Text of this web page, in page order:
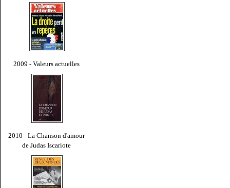
2009 - Valeurs actuelles
2010 - La Chanson d'amour
de Judas Iscariote